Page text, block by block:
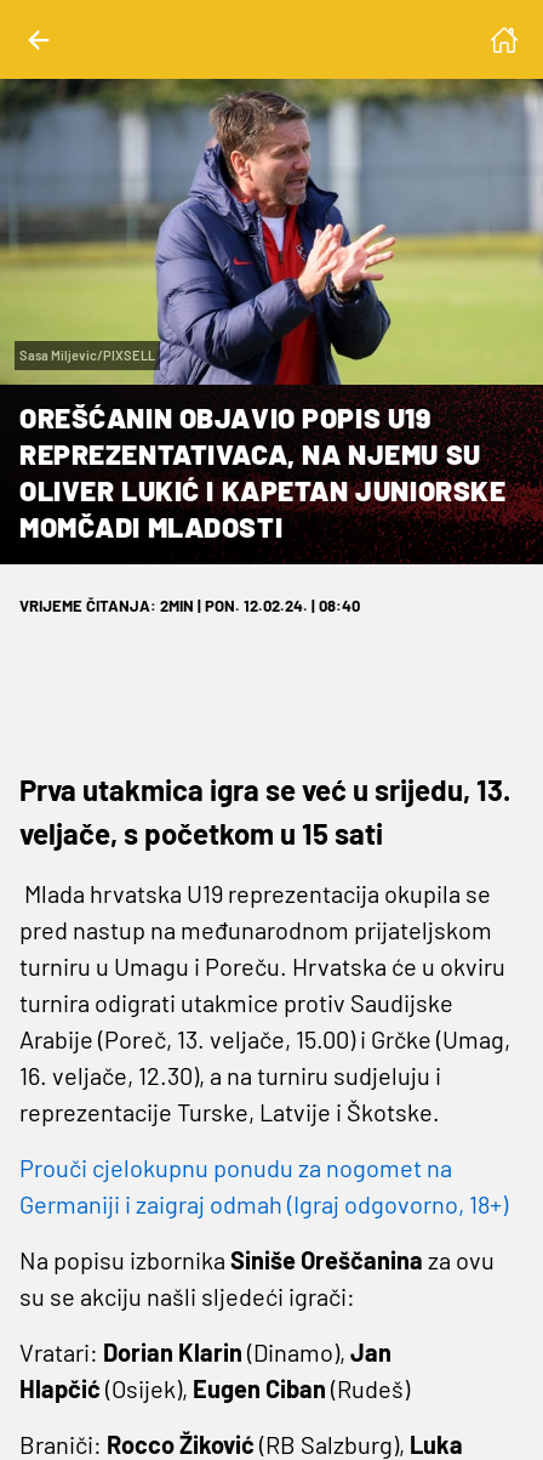
Sasa Miljevic/PIXSELL
OREŠĆANIN OBJAVIO POPIS U19
REPREZENTATIVACA, NA NJEMU SU
OLIVER LUKIĆ I KAPETAN JUNIORSKE
MOMČADI MLADOSTI
VRIJEME ČITANJA: 2MIN | PON. 12.02.24. | 08:40
Prva utakmica igra se već u srijedu, 13.
veljače, s početkom u 15 sati
Mlada hrvatska U19 reprezentacija okupila se
pred nastup na međunarodnom prijateljskom
turniru u Umagu i Poreču. Hrvatska će u okviru
turnira odigrati utakmice protiv Saudijske
Arabije (Poreč, 13. veljače, 15.00) i Grčke (Umag,
16. veljače, 12.30), a na turniru sudjeluju i
reprezentacije Turske, Latvije i Škotske.
Prouči cjelokupnu ponudu za nogomet na
Germaniji i zaigraj odmah (Igraj odgovorno, 18+)
Na popisu izbornika Siniše Oreščanina za ovu
su se akciju našli sljedeći igrači:
Vratari: Dorian Klarin (Dinamo), Jan
Hlapčić (Osijek), Eugen Ciban (Rudeš)
Braniči: Rocco Žiković (RB Salzburg), Luka